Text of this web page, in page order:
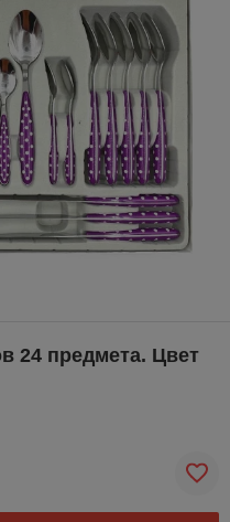
24 предмета. Цвет